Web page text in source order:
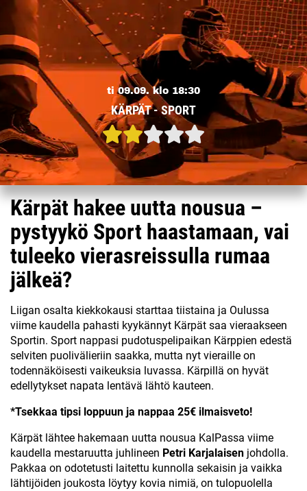
ti 09.09. klo 18:30
KÄRPÄT - SPORT
Kärpät hakee uutta nousua –
pystyykö Sport haastamaan, vai
tuleeko vierasreissulla rumaa
jälkeä?
Liigan osalta kiekkokausi starttaa tiistaina ja Oulussa
viime kaudella pahasti kyykännyt Kärpät saa vieraakseen
Sportin. Sport nappasi pudotuspelipaikan Kärppien edestä
selviten puolivälieriin saakka, mutta nyt vieraille on
todennäköisesti vaikeuksia luvassa. Kärpillä on hyvät
edellytykset napata lentävä lähtö kauteen.
*Tsekkaa tipsi loppuun ja nappaa 25€ ilmaisveto!
Kärpät lähtee hakemaan uutta nousua KalPassa viime
kaudella mestaruutta juhlineen Petri Karjalaisen johdolla.
Pakkaa on odotetusti laitettu kunnolla sekaisin ja vaikka
lähtijöiden joukosta löytyy kovia nimiä, on tulopuolella